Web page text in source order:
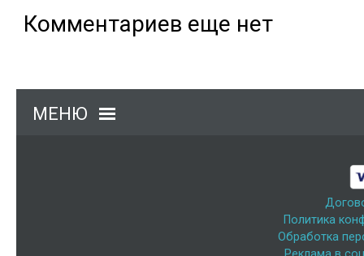
Комментариев еще нет
МЕНЮ
Политика
Обработка